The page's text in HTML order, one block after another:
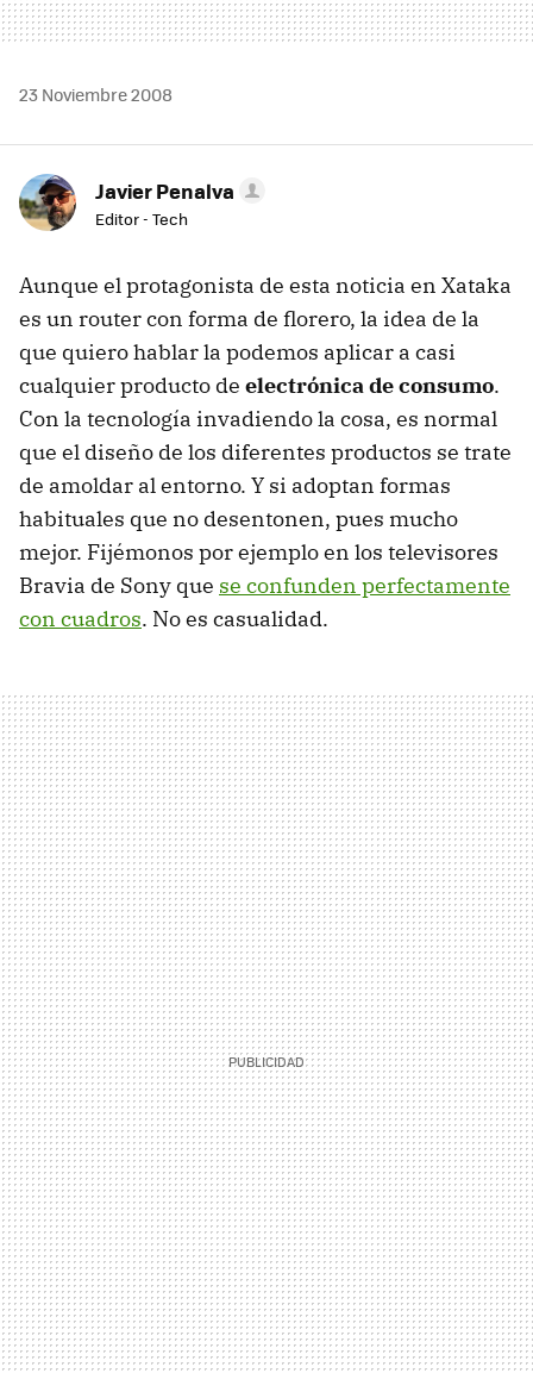
23 Noviembre 2008
Javier Penalva
Editor - Tech
Aunque el protagonista de esta noticia en Xataka
es un router con forma de florero, la idea de la
que quiero hablar la podemos aplicar a casi
cualquier producto de electrónica de consumo.
Con la tecnología invadiendo la cosa, es normal
que el diseño de los diferentes productos se trate
de amoldar al entorno. Y si adoptan formas
habituales que no desentonen, pues mucho
mejor. Fijémonos por ejemplo en los televisores
Bravia de Sony que se confunden perfectamente
con cuadros. No es casualidad.